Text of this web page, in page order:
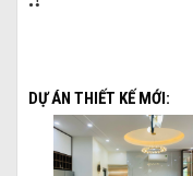
DỰ ÁN THIẾT KẾ MỚI: